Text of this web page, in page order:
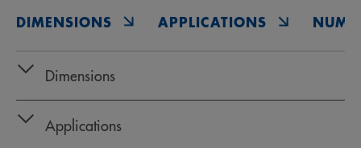
DIMENSIONS APPLICATIONS
Dimensions
Applications